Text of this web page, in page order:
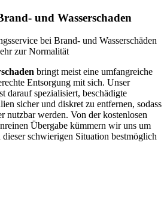
und Wasserschaden
bei Brand- und Wasserschäden
zur Normalität
bringt meist eine umfangreiche
Entsorgung mit sich. Unser
darauf spezialisiert, beschädigte
sicher und diskret zu entfernen, sodass
nutzbar werden. Von der kostenlosen
Übergabe kümmern wir uns um
schwierigen Situation bestmöglich